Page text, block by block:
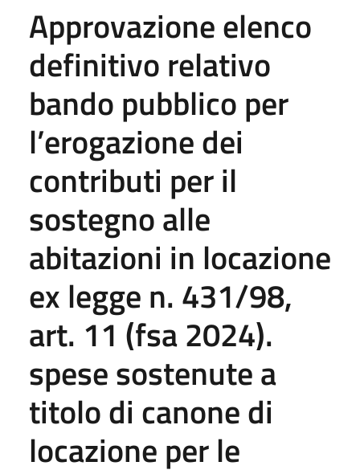
Approvazione elenco
definitivo relativo
bando pubblico per
l’erogazione dei
contributi per il
sostegno alle
abitazioni in locazione
ex legge n. 431/98,
art. 11 (fsa 2024).
spese sostenute a
titolo di canone di
locazione per le